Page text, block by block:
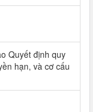
Quyết định quy
hạn, và cơ cấu